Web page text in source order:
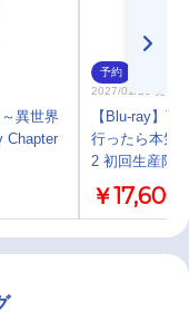
異世界
Chapter
予約
2027/01/20 発売
【Blu-ray】
行ったら本気
2 初回生産限
￥17,600